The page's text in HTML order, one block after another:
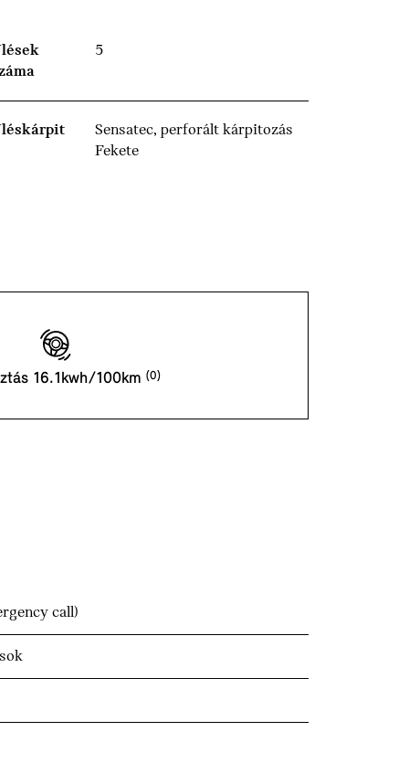
5
Sensatec, perforált kárpitozás
Fekete
16.1kwh/100km
call)